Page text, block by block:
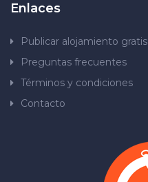
Enlaces
Publicar alojamiento gratis
Preguntas frecuentes
Términos y condiciones
Contacto